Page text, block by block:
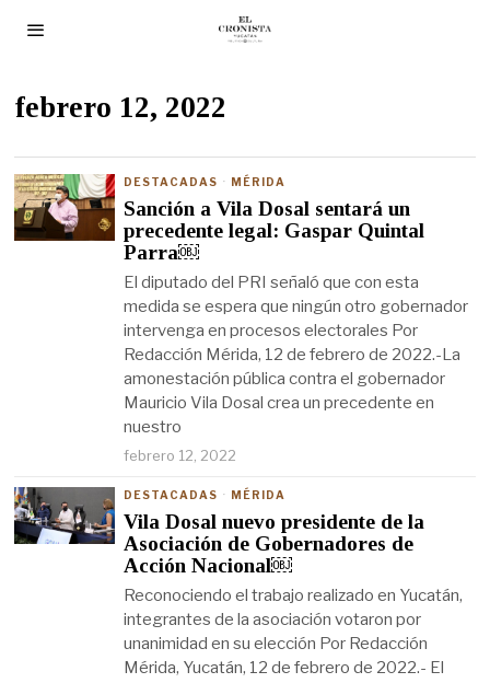
febrero 12, 2022
DESTACADAS · MÉRIDA
Sanción a Vila Dosal sentará un
precedente legal: Gaspar Quintal
Parra￼
El diputado del PRI señaló que con esta
medida se espera que ningún otro gobernador
intervenga en procesos electorales Por
Redacción Mérida, 12 de febrero de 2022.-La
amonestación pública contra el gobernador
Mauricio Vila Dosal crea un precedente en
nuestro
febrero 12, 2022
DESTACADAS · MÉRIDA
Vila Dosal nuevo presidente de la
Asociación de Gobernadores de
Acción Nacional￼
Reconociendo el trabajo realizado en Yucatán,
integrantes de la asociación votaron por
unanimidad en su elección Por Redacción
Mérida, Yucatán, 12 de febrero de 2022.- El